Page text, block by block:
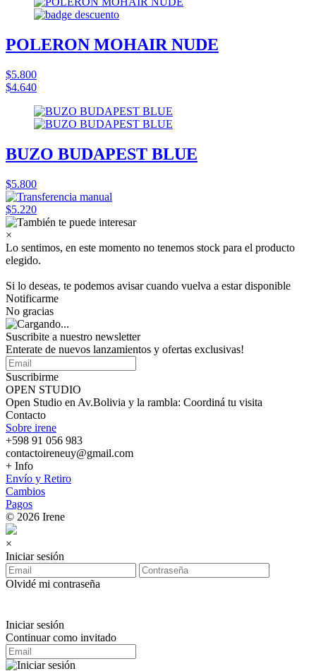
POLERON MOHAIR NUDE
$5.800
$4.640
BUZO BUDAPEST BLUE
$5.800
$5.220
×
Lo sentimos, en este momento no tenemos stock para el producto
elegido.
Si lo deseas, te podemos avisar cuando vuelva a estar disponible
Notificarme
No gracias
Suscribite a nuestro newsletter
Enterate de nuevos lanzamientos y ofertas exclusivas!
Suscribirme
OPEN STUDIO
Open Studio en Av.Bolivia y la rambla: Coordiná tu visita
Contacto
Sobre irene
+598 91 056 983
contactoireneuy@gmail.com
+ Info
Envío y Retiro
Cambios
Pagos
© 2026 Irene
×
Iniciar sesión
Olvidé mi contraseña
Iniciar sesión
Continuar como invitado